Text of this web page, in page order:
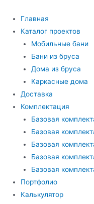
содержимому
Главная
Каталог проектов
Мобильные бани
Бани из бруса
Дома из бруса
Каркасные дома
Доставка
Комплектация
Базовая
Базовая
Базовая
Базовая
Базовая
Портфолио
Калькулятор